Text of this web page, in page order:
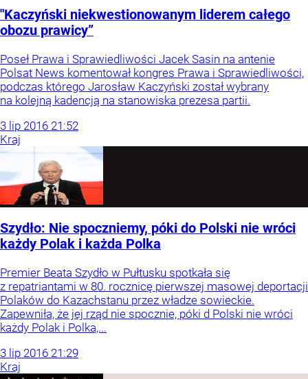
"Kaczyński niekwestionowanym liderem całego
obozu prawicy”
Poseł Prawa i Sprawiedliwości Jacek Sasin na antenie
Polsat News komentował kongres Prawa i Sprawiedliwości,
podczas którego Jarosław Kaczyński został wybrany
na kolejną kadencją na stanowiska prezesa partii.
3 lip 2016 21:52
Kraj
Szydło: Nie spoczniemy, póki do Polski nie wróci
każdy Polak i każda Polka
Premier Beata Szydło w Pułtusku spotkała się
z repatriantami w 80. rocznicę pierwszej masowej deportacji
Polaków do Kazachstanu przez władze sowieckie.
Zapewniła, że jej rząd nie spocznie, póki d Polski nie wróci
każdy Polak i Polka,...
3 lip 2016 21:29
Kraj